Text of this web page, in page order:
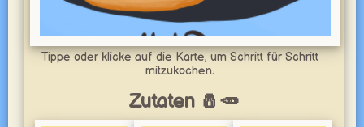
Tippe oder klicke auf die Karte, um Schritt für Schritt
mitzukochen.
Zutaten 🧂🥕